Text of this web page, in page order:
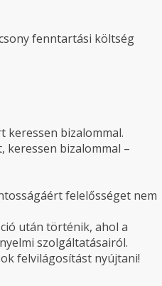
fenntartási költség
bizalommal.
keressen bizalommal –
felelősséget nem
után történik, ahol a
szolgáltatásairól.
felvilágosítást nyújtani!